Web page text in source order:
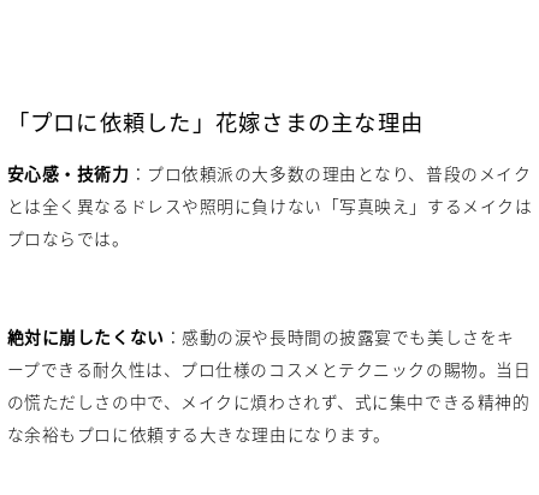
「プロに依頼した」花嫁さまの主な理由
安心感・技術力 ：プロ依頼派の大多数の理由となり、普段のメイク
とは全く異なるドレスや照明に負けない「写真映え」するメイクは
プロならでは。
絶対に崩したくない ：感動の涙や長時間の披露宴でも美しさをキ
ープできる耐久性は、プロ仕様のコスメとテクニックの賜物。当日
の慌ただしさの中で、メイクに煩わされず、式に集中できる精神的
な余裕もプロに依頼する大きな理由になります。